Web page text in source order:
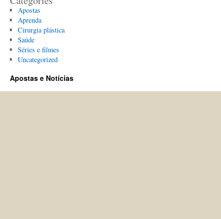
Apostas
Aprenda
Cirurgia plástica
Saúde
Séries e filmes
Uncategorized
Apostas e Notícias